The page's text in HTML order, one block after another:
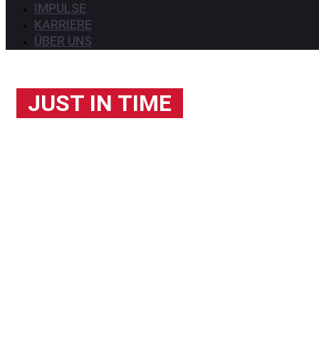
IMPULSE
KARRIERE
ÜBER UNS
JUST IN TIME